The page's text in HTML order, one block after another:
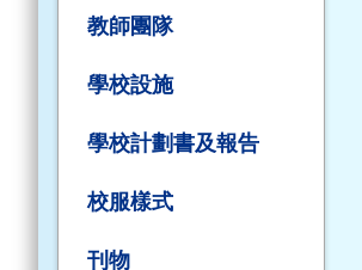
教師團隊
學校設施
學校計劃書及報告
校服樣式
刊物